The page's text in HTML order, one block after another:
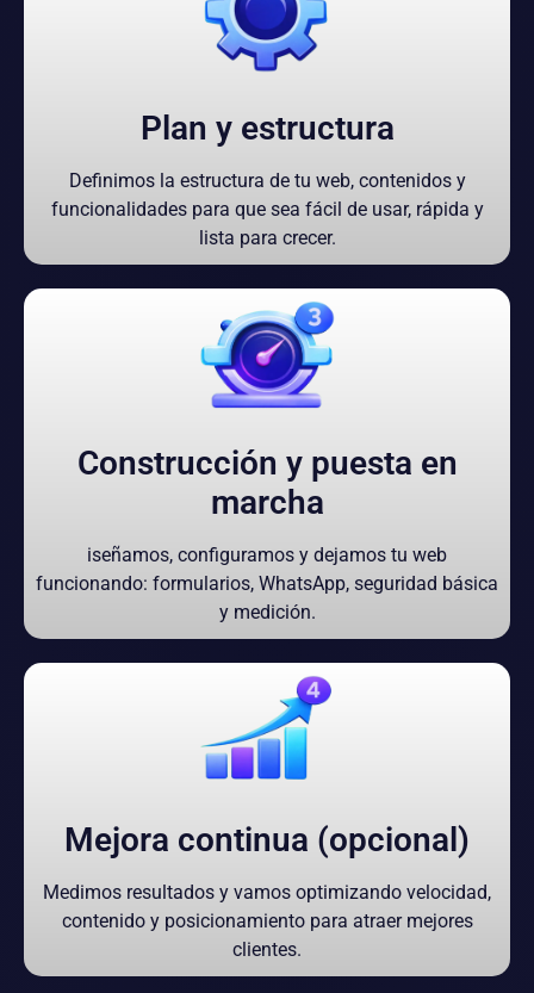
Plan y estructura
Definimos la estructura de tu web, contenidos y
funcionalidades para que sea fácil de usar, rápida y
lista para crecer.
Construcción y puesta en
marcha
iseñamos, configuramos y dejamos tu web
funcionando: formularios, WhatsApp, seguridad básica
y medición.
Mejora continua (opcional)
Medimos resultados y vamos optimizando velocidad,
contenido y posicionamiento para atraer mejores
clientes.